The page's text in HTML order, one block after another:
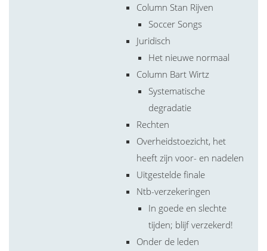
Column Stan Rijven
Soccer Songs
Juridisch
Het nieuwe normaal
Column Bart Wirtz
Systematische
degradatie
Rechten
Overheidstoezicht, het
heeft zijn voor- en nadelen
Uitgestelde finale
Ntb-verzekeringen
In goede en slechte
tijden; blijf verzekerd!
Onder de leden